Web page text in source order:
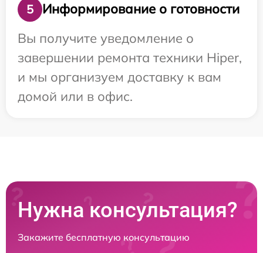
5
Информирование о готовности
Вы получите уведомление о
завершении ремонта техники Hiper,
и мы организуем доставку к вам
домой или в офис.
Нужна консультация?
Закажите бесплатную консультацию